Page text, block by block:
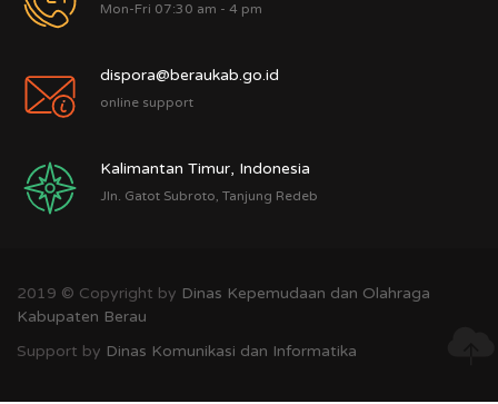
Mon-Fri 07:30 am - 4 pm
dispora@beraukab.go.id
online support
Kalimantan Timur, Indonesia
Jln. Gatot Subroto, Tanjung Redeb
2019 © Copyright by Dinas Kepemudaan dan Olahraga
Kabupaten Berau
Support by Dinas Komunikasi dan Informatika